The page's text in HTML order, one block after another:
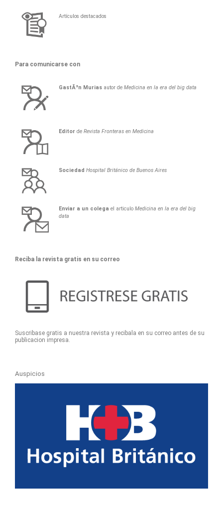
Artículos destacados
Para comunicarse con
GastÃ³n Murias autor deMedicina en la era del big data
Editor deRevista Fronteras en Medicina
Sociedad Hospital Británico de Buenos Aires
Enviar a un colega el articuloMedicina en la era del big
data
Reciba la revista gratis en su correo
Suscribase gratis a nuestra revista y recibala en su correo antes de su
publicacion impresa.
Auspicios